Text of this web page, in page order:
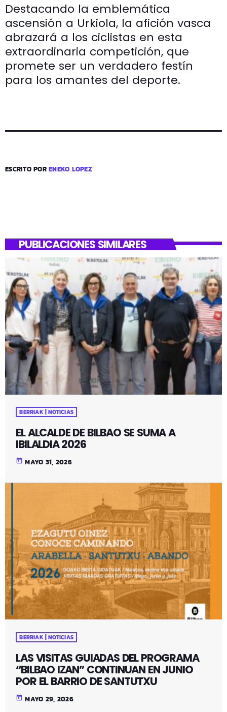
Destacando la emblemática
ascensión a Urkiola, la afición vasca
abrazará a los ciclistas en esta
extraordinaria competición, que
promete ser un verdadero festín
para los amantes del deporte.
ESCRITO PORENEKO LOPEZ
PUBLICACIONES SIMILARES
BERRIAK | NOTICIAS
EL ALCALDE DE BILBAO SE SUMA A
IBILALDIA 2026
today MAYO 31, 2026
BERRIAK | NOTICIAS
LAS VISITAS GUIADAS DEL PROGRAMA
“BILBAO IZAN” CONTINUAN EN JUNIO
POR EL BARRIO DE SANTUTXU
today MAYO 29, 2026